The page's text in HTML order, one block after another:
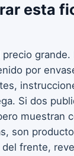
esta
grande.
por
Si dos
muestran
son
frente,